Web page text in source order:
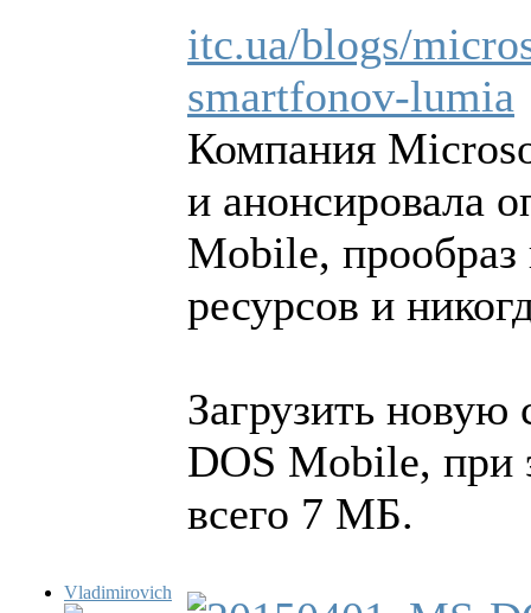
Vladimirovich
itc.ua/blogs/
smartfonov-lumia
Компания
и анонсировала
Mobile,
ресурсов и
Загрузить
DOS Mobile, при
всего 7 МБ.